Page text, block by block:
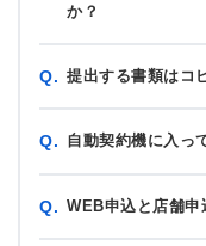
か？
Q. 提出する書類はコ
Q. 自動契約機に入っ
Q. WEB申込と店舗申